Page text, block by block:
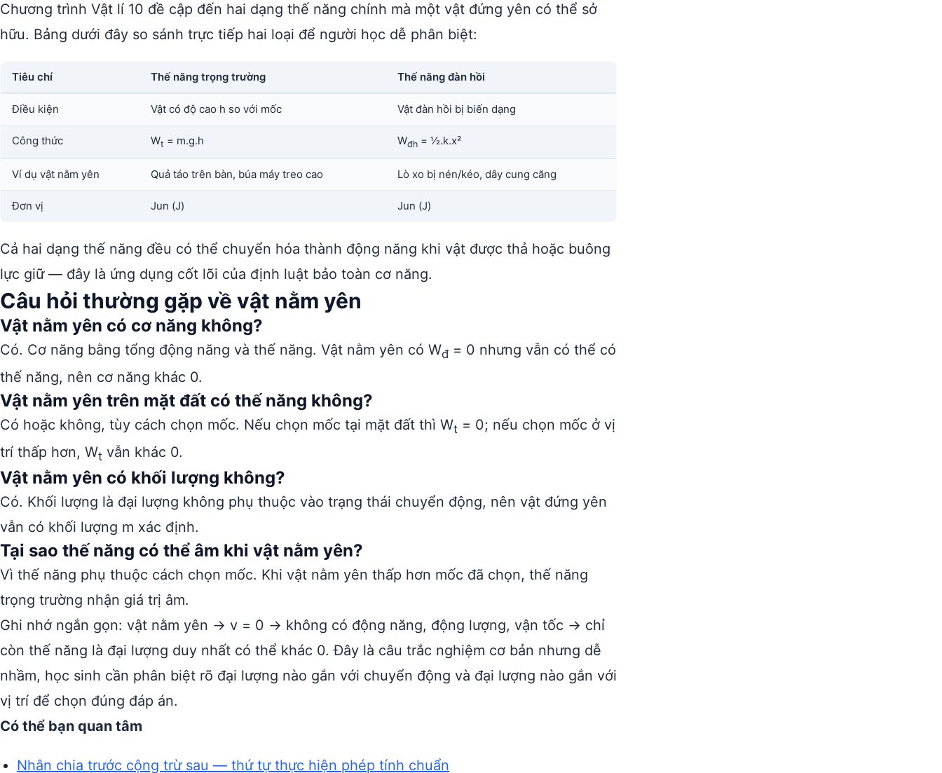
Chương trình Vật lí 10 đề cập đến hai dạng thế năng chính mà một vật đứng yên có thể sở
hữu. Bảng dưới đây so sánh trực tiếp hai loại để người học dễ phân biệt:
Tiêu chí Thế năng trọng trường Thế năng đàn hồi
Điều kiện Vật có độ cao h so với mốc Vật đàn hồi bị biến dạng
Công thức Wt = m.g.h Wđh = ½.k.x²
Ví dụ vật nằm yên Quả táo trên bàn, búa máy treo cao Lò xo bị nén/kéo, dây cung căng
Đơn vị Jun (J) Jun (J)
Cả hai dạng thế năng đều có thể chuyển hóa thành động năng khi vật được thả hoặc buông
lực giữ — đây là ứng dụng cốt lõi của định luật bảo toàn cơ năng.
Câu hỏi thường gặp về vật nằm yên
Vật nằm yên có cơ năng không?
Có. Cơ năng bằng tổng động năng và thế năng. Vật nằm yên có Wđ= 0 nhưng vẫn có thể có
thế năng, nên cơ năng khác 0.
Vật nằm yên trên mặt đất có thế năng không?
Có hoặc không, tùy cách chọn mốc. Nếu chọn mốc tại mặt đất thì Wt = 0; nếu chọn mốc ở vị
trí thấp hơn, Wt vẫn khác 0.
Vật nằm yên có khối lượng không?
Có. Khối lượng là đại lượng không phụ thuộc vào trạng thái chuyển động, nên vật đứng yên
vẫn có khối lượng m xác định.
Tại sao thế năng có thể âm khi vật nằm yên?
Vì thế năng phụ thuộc cách chọn mốc. Khi vật nằm yên thấp hơn mốc đã chọn, thế năng
trọng trường nhận giá trị âm.
Ghi nhớ ngắn gọn: vật nằm yên → v = 0 → không có động năng, động lượng, vận tốc → chỉ
còn thế năng là đại lượng duy nhất có thể khác 0. Đây là câu trắc nghiệm cơ bản nhưng dễ
nhầm, học sinh cần phân biệt rõ đại lượng nào gắn với chuyển động và đại lượng nào gắn với
vị trí để chọn đúng đáp án.
Có thể bạn quan tâm
Nhân chia trước cộng trừ sau — thứ tự thực hiện phép tính chuẩn